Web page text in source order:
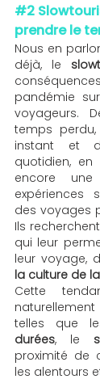
#2
prendre le
Nous en
déjà, le
pandémie
voyageurs.
temps
instant et
quotidien, en
encore
expériences
des voyages
Ils
qui leur
leur voyage,
la culture de
Cette
telles que
durées, le
proximité de